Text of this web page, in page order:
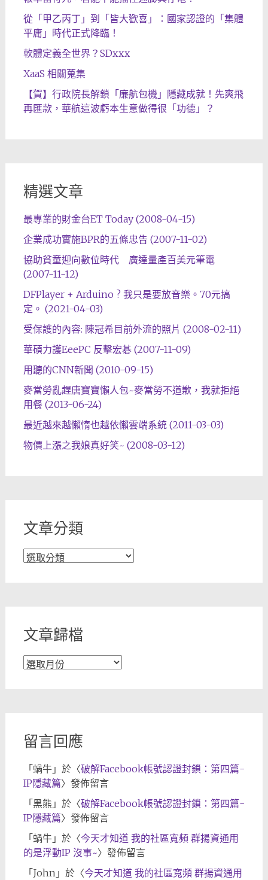
從「甲乙丙丁」到「皆大歡喜」：國家認證的「集體
平庸」時代正式降臨！
軟體定義全世界？SDxxx
XaaS 相關蒐集
【賀】行政院長解鎖「廉航包機」隱藏成就！先爽飛
再匯款，華航這波虧本生意做得很「功德」？
精選文章
最專業的財金台ET Today (2008-04-15)
企業成功實施BPR的五條忠告 (2007-11-02)
協助貧童迎向數位時代 廣達量產百美元筆電
(2007-11-12)
DFPlayer + Arduino ? 我只是要放音樂。70元搞
定。 (2021-04-03)
受保護的內容: 陳冠希目前外流的照片 (2008-02-11)
華碩力護EeePC 反擊宏碁 (2007-11-09)
用聽的CNN新聞 (2010-09-15)
麥當勞亂趕唐寶寶懶人包~麥當勞不道歉，我就拒絕
用餐 (2013-06-24)
最近越來越懶惰也越依懶雲端系統 (2011-03-03)
物價上漲之我娘真好笑~ (2008-03-12)
文章分類
文
文章歸檔
文
留言回應
「蝸牛」於〈破解Facebook帳號認證封鎖：第四篇-
IP隱藏篇〉發佈留言
「黑熊 」於〈破解Facebook帳號認證封鎖：第四篇-
IP隱藏篇〉發佈留言
「蝸牛」於〈今天才知道 我的社區寬頻 群揚資通用
的是浮動IP 沒事~〉發佈留言
「John 」於〈今天才知道 我的社區寬頻 群揚資通用